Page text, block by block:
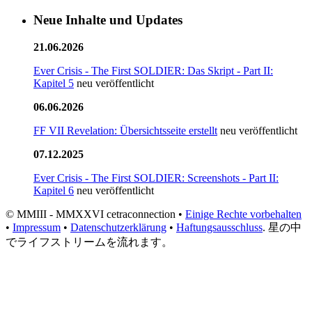
Neue Inhalte und Updates
21.06.2026
Ever Crisis - The First SOLDIER: Das Skript - Part II:
Kapitel 5 neu veröffentlicht
06.06.2026
FF VII Revelation: Übersichtsseite erstellt neu veröffentlicht
07.12.2025
Ever Crisis - The First SOLDIER: Screenshots - Part II:
Kapitel 6 neu veröffentlicht
© MMIII - MMXXVI cetraconnection • Einige Rechte vorbehalten
• Impressum • Datenschutzerklärung • Haftungsausschluss. 星の中
でライフストリームを流れます。